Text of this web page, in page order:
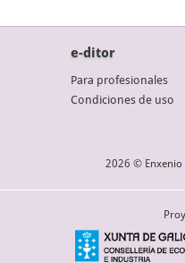
e-ditor
Para profesionales
Condiciones de uso
2026 © Enxenio